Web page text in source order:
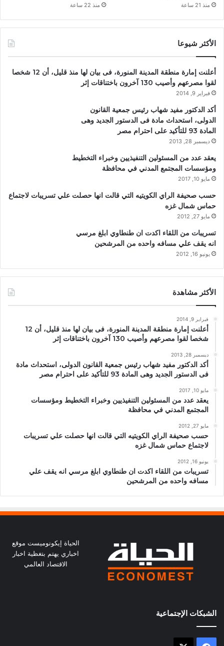
منذ 21 ساعة منذ 22 ساعة
الأكثر شيوعا
أعلنت إمارة منطقة المدينة المنورة، فى بيان لها منذ قليل، أن 12 شخصا
لقوا مصرعهم وأصيب 130 آخرون باختناقات إثر
فبراير 9, 2014
أكد الدكتور مفيد شهاب رئيس جمعية القانون
الدولى، استحداث مادة فى الدستور الجديد وهى
المادة 93 للتأكيد على احترام مصر
ديسمبر 28, 2013
يعقد عدد من المسئولين التنفيذيين وخبراء التخطيط
ومؤسسات المجتمع المدني في محافظة
مايو 10, 2017
حسب صحيفة الراي الكويتيه التي قالت انها حصلت علي تسريبات لاجتماع
حماس شمال غزه
مايو 27, 2012
تسريبات من اللقاء اكدت ان طنطاوي ابلغ مرسي
انه يقف علي مسافه واحده من المرشحين
يونيو 16, 2012
الأكثر مشاهدة
فبراير 9, 2014
أعلنت إمارة منطقة المدينة المنورة، فى بيان لها منذ قليل، أن 12
شخصا لقوا مصرعهم وأصيب 130 آخرون باختناقات إثر
ديسمبر 28, 2013
أكد الدكتور مفيد شهاب رئيس جمعية القانون الدولى، استحداث مادة
فى الدستور الجديد وهى المادة 93 للتأكيد على احترام مصر
مايو 10, 2017
يعقد عدد من المسئولين التنفيذيين وخبراء التخطيط ومؤسسات
المجتمع المدني في محافظة
مايو 27, 2012
حسب صحيفة الراي الكويتيه التي قالت انها حصلت علي تسريبات
لاجتماع حماس شمال غزه
يونيو 16, 2012
تسريبات من اللقاء اكدت ان طنطاوي ابلغ مرسي انه يقف علي
مسافه واحده من المرشحين
الحياة إيكونوميست موقع
اخباري يهتم بتغظية اخبار
الاقتصاد العالمي
الشبكات الإجتماعية